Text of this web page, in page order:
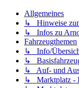
Allgemeines
↳ Hinweise
↳ Infos zu
Fahrzeugthemen
↳ Info/
↳
↳ Auf- und
↳ Marktplatz -